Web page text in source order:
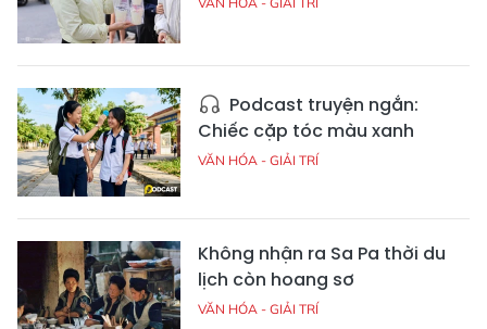
Podcast truyện ngắn:
Chiếc cặp tóc màu xanh
VĂN HÓA - GIẢI TRÍ
Không nhận ra Sa Pa thời du
lịch còn hoang sơ
VĂN HÓA - GIẢI TRÍ